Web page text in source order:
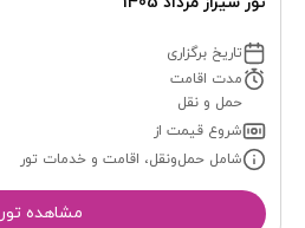
تاریخ برگزاری
مدت اقامت
حمل و نقل
شروع قیمت از
شامل حمل‌ونقل، اقامت و خدمات تور
مشاهده تور